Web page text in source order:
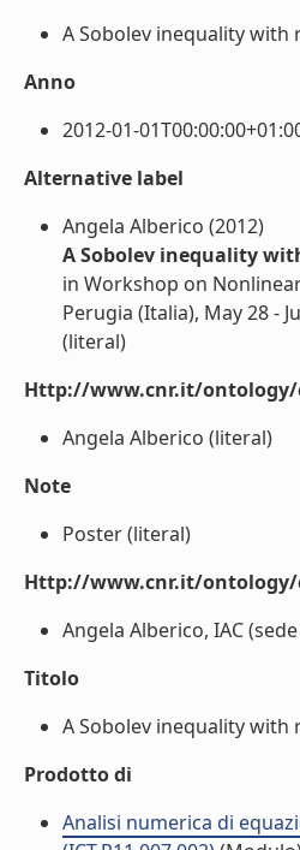
A Sobolev inequality
Anno
2012-01-
Alternative label
Angela Alberico (2012)
A Sobolev inequality
in Workshop on
Perugia (Italia), May 28 -
(literal)
Http://www.cnr.it/
Angela Alberico (literal)
Note
Poster (literal)
Http://www.cnr.it/
Angela Alberico, IAC
Titolo
A Sobolev inequality
Prodotto di
Analisi numerica di